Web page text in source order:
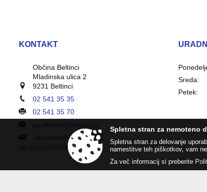
KONTAKT
Občina Beltinci
Mladinska ulica 2
9231 Beltinci
02 541 35 35
02 541 35 70
obcinabeltinci@vep.si,
gp.obcina@beltinci.si
Sreda:
Petek:
Spletna stran za nemoteno
Spletna stran za delovanje
namestitve teh piškotkov, vam
Za več informacij si preberite